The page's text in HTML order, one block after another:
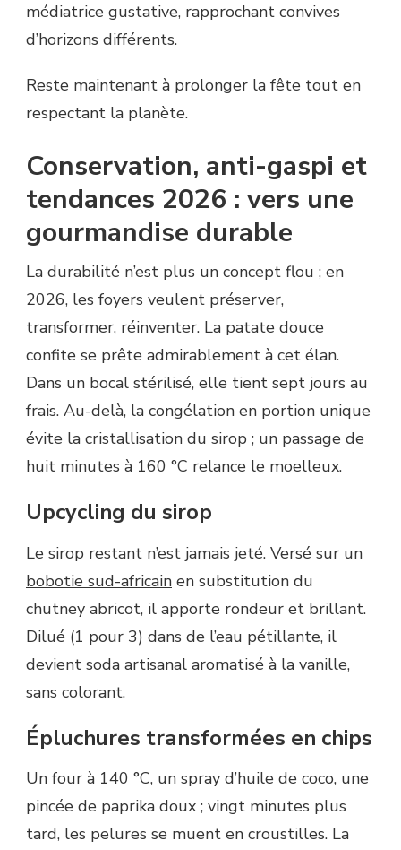
médiatrice gustative, rapprochant convives
d’horizons différents.
Reste maintenant à prolonger la fête tout en
respectant la planète.
Conservation, anti-gaspi et
tendances 2026 : vers une
gourmandise durable
La durabilité n’est plus un concept flou ; en
2026, les foyers veulent préserver,
transformer, réinventer. La patate douce
confite se prête admirablement à cet élan.
Dans un bocal stérilisé, elle tient sept jours au
frais. Au-delà, la congélation en portion unique
évite la cristallisation du sirop ; un passage de
huit minutes à 160 °C relance le moelleux.
Upcycling du sirop
Le sirop restant n’est jamais jeté. Versé sur un
bobotie sud-africain en substitution du
chutney abricot, il apporte rondeur et brillant.
Dilué (1 pour 3) dans de l’eau pétillante, il
devient soda artisanal aromatisé à la vanille,
sans colorant.
Épluchures transformées en chips
Un four à 140 °C, un spray d’huile de coco, une
pincée de paprika doux ; vingt minutes plus
tard, les pelures se muent en croustilles. La